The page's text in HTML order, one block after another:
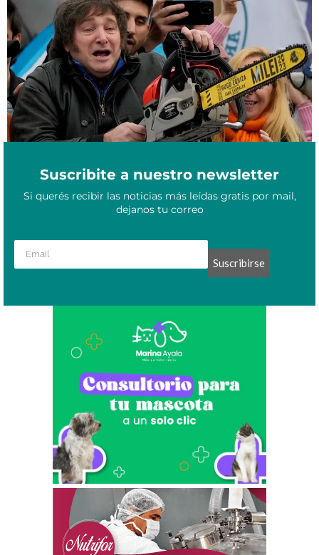
Fuerte caída de las transferencias nacionales expone el deterioro
económico en las provincias
Diciembre 4, 2025
Suscribite a nuestro newsletter
Si querés recibir las noticias más leídas gratis por mail,
dejanos tu correo
Suscribirse